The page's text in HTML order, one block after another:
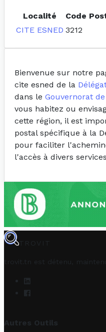
Localité
Code
CITE ESNED 3212
Bienvenue sur notre
cite esned de la
dans le Gouvernorat
vous habitez ou
cette région, il est
postal spécifique à la
pour faciliter
l'accès à divers
TROVIT
trovit.tn est détenu,
Autres Outils